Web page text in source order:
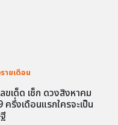
ายเดือน
ขเด็ด เช็ก ดวงสิงหาคม
ครึ่งเดือนแรกใครจะเป็น